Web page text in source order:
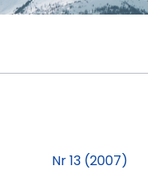
Nr 13 (2007)